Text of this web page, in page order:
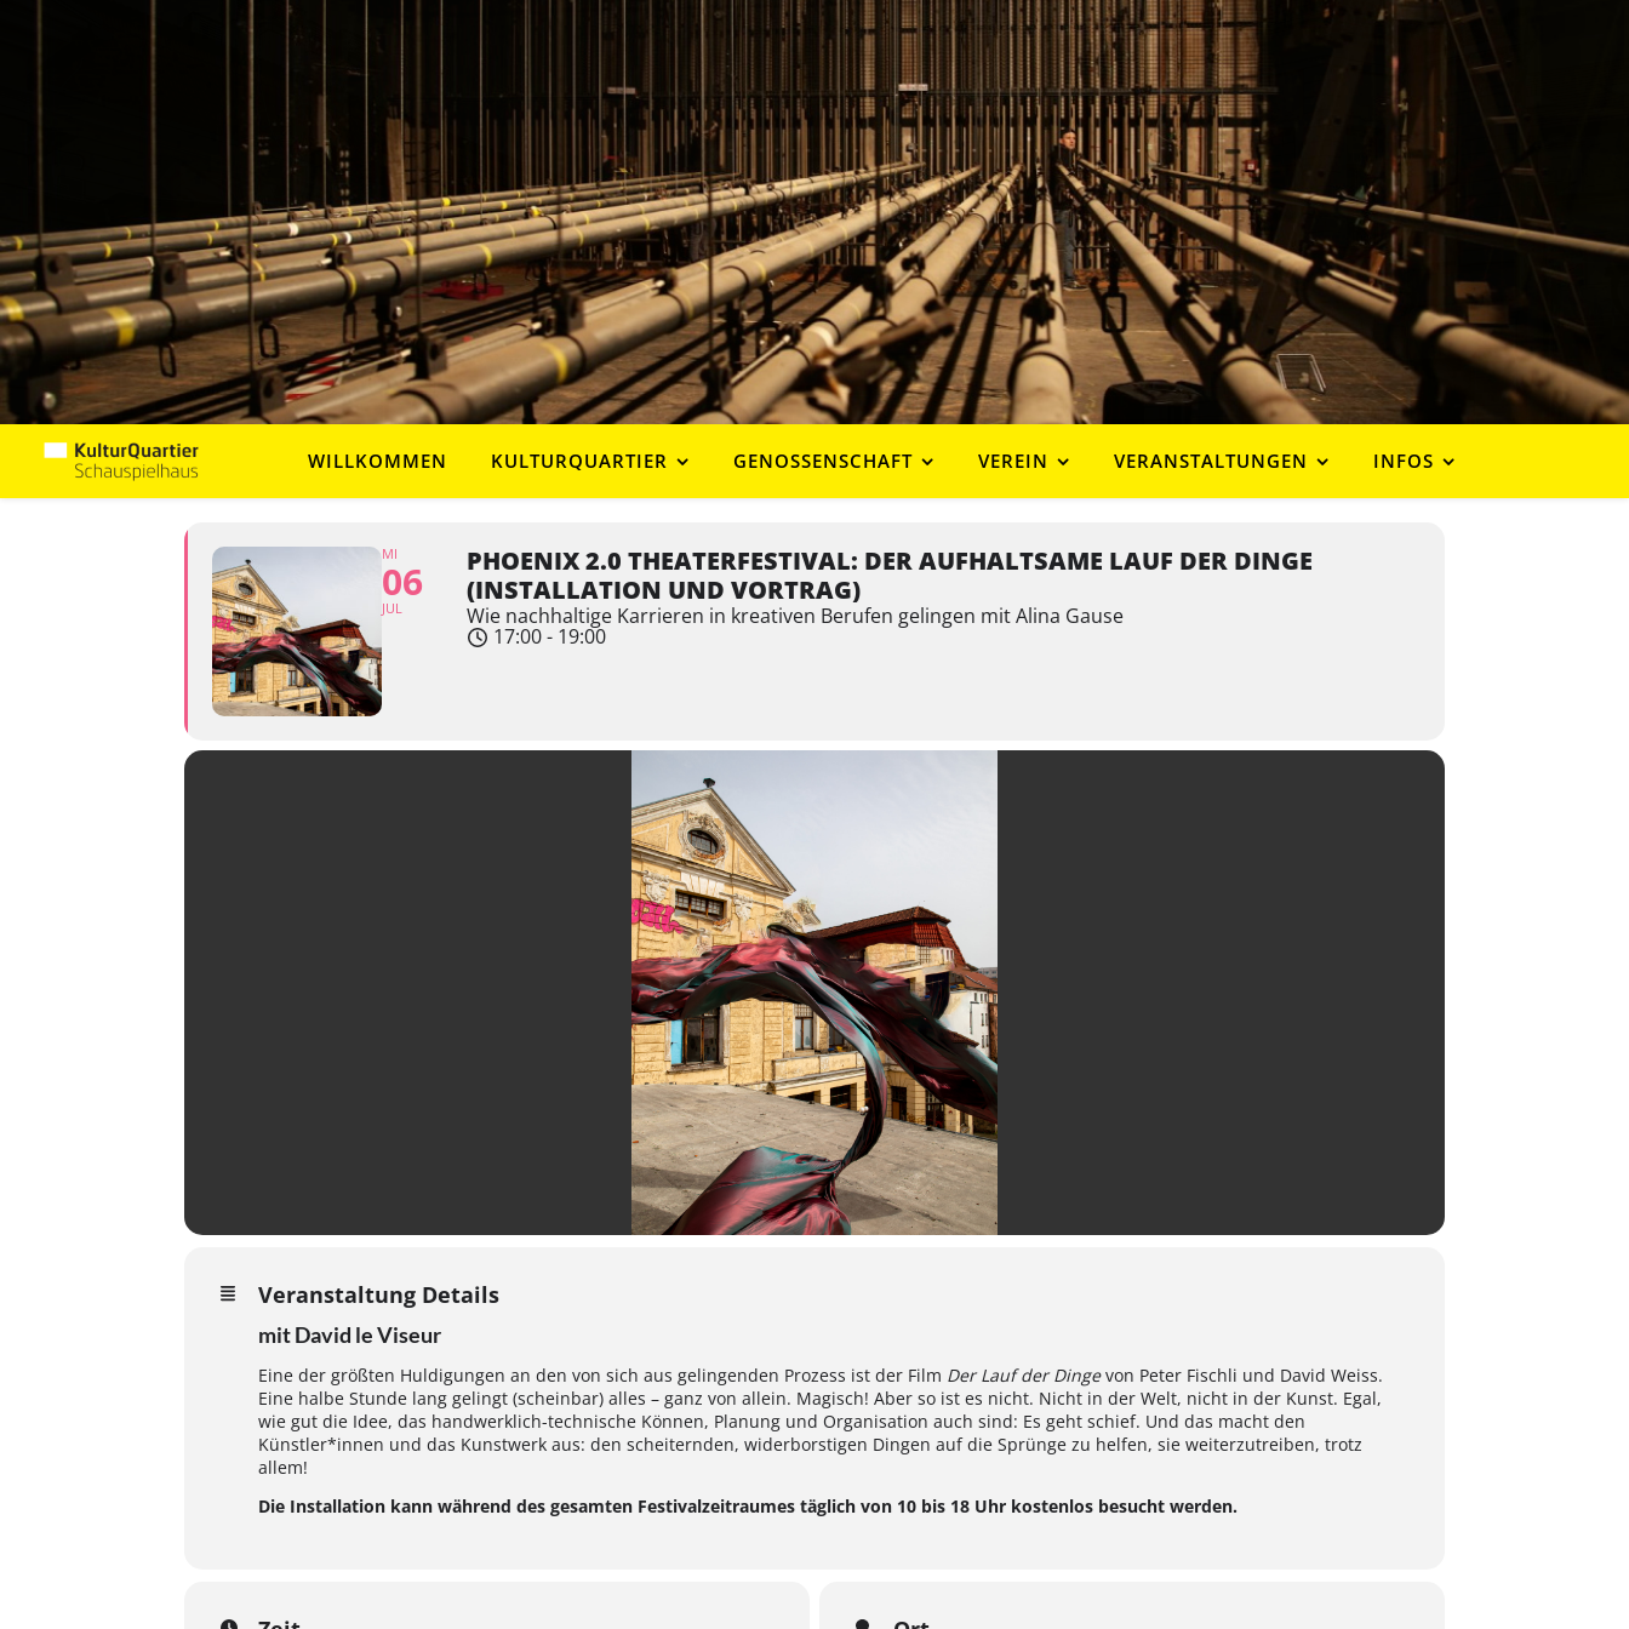
WILLKOMMEN KULTURQUARTIER GENOSSENSCHAFT VEREIN VERANSTALTUNGEN INFOS
MI
06
JUL
PHOENIX 2.0 THEATERFESTIVAL: DER AUFHALTSAME LAUF DER DINGE
(INSTALLATION UND VORTRAG)
Wie nachhaltige Karrieren in kreativen Berufen gelingen mit Alina Gause
17:00 - 19:00
Veranstaltung Details
mit David le Viseur
Eine der größten Huldigungen an den von sich aus gelingenden Prozess ist der Film Der Lauf der Dingevon Peter Fischli und David Weiss.
Eine halbe Stunde lang gelingt (scheinbar) alles – ganz von allein. Magisch! Aber so ist es nicht. Nicht in der Welt, nicht in der Kunst. Egal,
wie gut die Idee, das handwerklich-technische Können, Planung und Organisation auch sind: Es geht schief. Und das macht den
Künstler*innen und das Kunstwerk aus: den scheiternden, widerborstigen Dingen auf die Sprünge zu helfen, sie weiterzutreiben, trotz
allem!
Die Installation kann während des gesamten Festivalzeitraumes täglich von 10 bis 18 Uhr kostenlos besucht werden.